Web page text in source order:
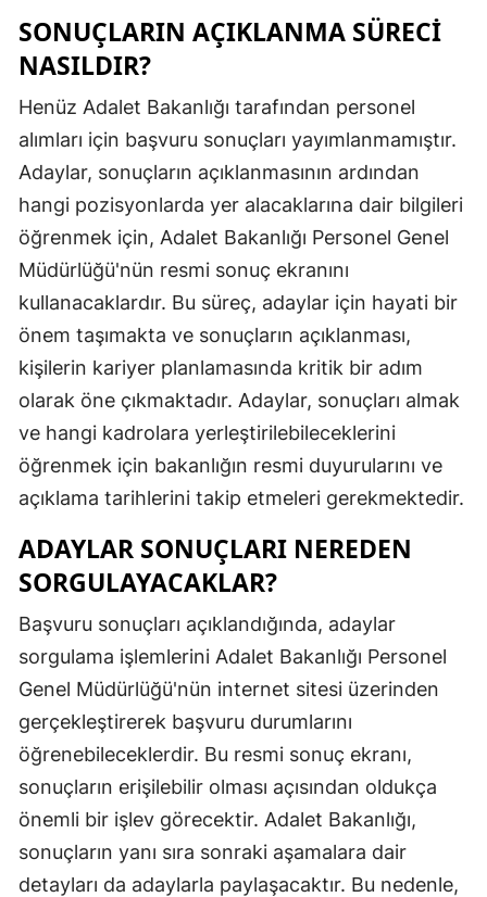
SONUÇLARIN AÇIKLANMA SÜRECI
NASILDIR?
Henüz Adalet Bakanlığı tarafından personel
alımları için başvuru sonuçları yayımlanmamıştır.
Adaylar, sonuçların açıklanmasının ardından
hangi pozisyonlarda yer alacaklarına dair bilgileri
öğrenmek için, Adalet Bakanlığı Personel Genel
Müdürlüğü'nün resmi sonuç ekranını
kullanacaklardır. Bu süreç, adaylar için hayati bir
önem taşımakta ve sonuçların açıklanması,
kişilerin kariyer planlamasında kritik bir adım
olarak öne çıkmaktadır. Adaylar, sonuçları almak
ve hangi kadrolara yerleştirilebileceklerini
öğrenmek için bakanlığın resmi duyurularını ve
açıklama tarihlerini takip etmeleri gerekmektedir.
ADAYLAR SONUÇLARI NEREDEN
SORGULAYACAKLAR?
Başvuru sonuçları açıklandığında, adaylar
sorgulama işlemlerini Adalet Bakanlığı Personel
Genel Müdürlüğü'nün internet sitesi üzerinden
gerçekleştirerek başvuru durumlarını
öğrenebileceklerdir. Bu resmi sonuç ekranı,
sonuçların erişilebilir olması açısından oldukça
önemli bir işlev görecektir. Adalet Bakanlığı,
sonuçların yanı sıra sonraki aşamalara dair
detayları da adaylarla paylaşacaktır. Bu nedenle,